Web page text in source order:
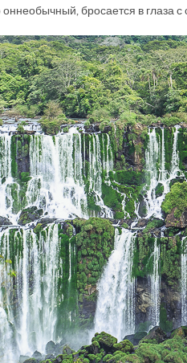
он необычный, бросается в глаза с